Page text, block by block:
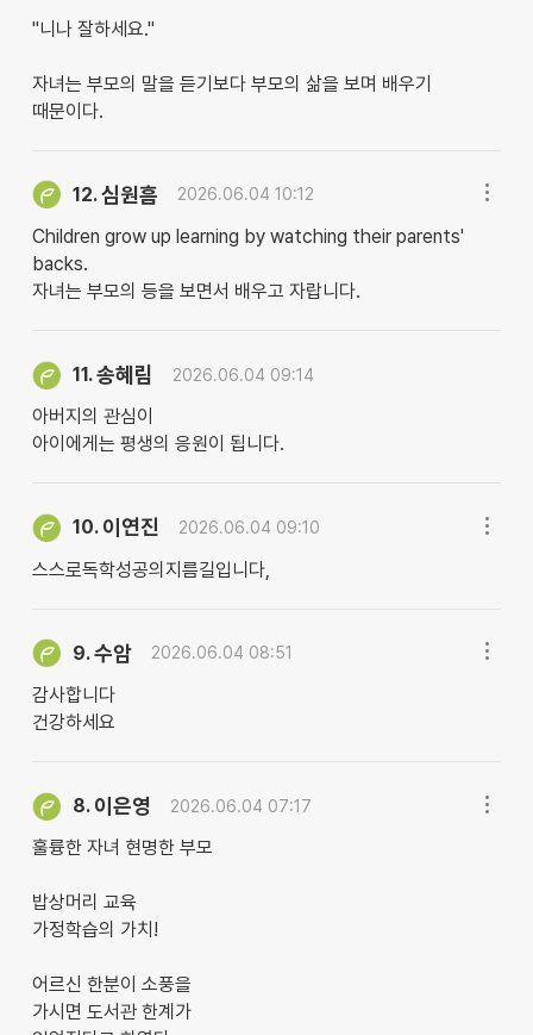
"니나 잘하세요."
자녀는 부모의 말을 듣기보다 부모의 삶을 보며 배우기
때문이다.
12.심원흠 2026.06.04 10:12
Children grow up learning by watching their parents'
backs.
자녀는 부모의 등을 보면서 배우고 자랍니다.
11.송혜림 2026.06.04 09:14
아버지의 관심이
아이에게는 평생의 응원이 됩니다.
10. 이연진 2026.06.04 09:10
스스로독학성공의지름길입니다,
9.수암 2026.06.04 08:51
감사합니다
건강하세요
8. 이은영 2026.06.04 07:17
훌륭한 자녀 현명한 부모
밥상머리 교육
가정학습의 가치!
어르신 한분이 소풍을
가시면 도서관 한계가